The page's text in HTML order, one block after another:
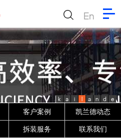
En
k a i l a n d e
客户案例 凯兰德动态
拆装服务 联系我们